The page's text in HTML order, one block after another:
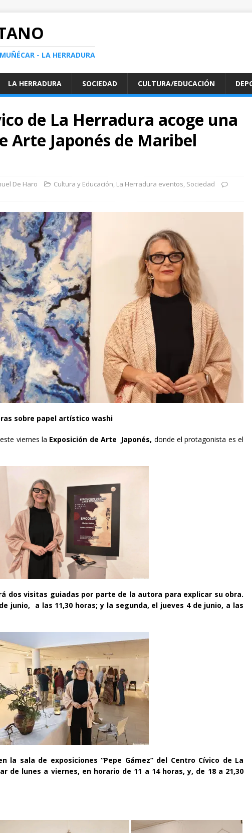
- LA HERRADURA
LA HERRADURA SOCIEDAD CULTURA/EDUCACIÓN
de La Herradura acoge una
Arte Japonés de Maribel
De Haro Cultura y Educación, La Herradura eventos, Sociedad
sobre papel artístico washi
viernes la Exposición de Arte Japonés, donde el protagonista es el
dos visitas guiadas por parte de la autora para explicar su obra.
junio, a las 11,30 horas; y la segunda, el jueves 4 de junio, a las
la sala de exposiciones “Pepe Gámez” del Centro Cívico de La
de lunes a viernes, en horario de 11 a 14 horas, y, de 18 a 21,30